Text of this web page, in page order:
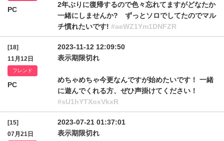
PC
2年ぶりに復帰するので色々忘れてますがどなたか
一緒にしませんか? ずっとソロでしてたのでマル
チ慣れたいです! #aeWZ1Ym1DNFZR
[18]
11月12日
フレンド
PC
2023-11-12 12:09:50
表示期限切れ
めちゃめちゃ今更なんですが始めたいです！ 一緒
に遊んでくれる方、ぜひ声掛けてください！
#sU1hYTXoxVkxR
[15]
07月21日
2023-07-21 01:37:01
表示期限切れ